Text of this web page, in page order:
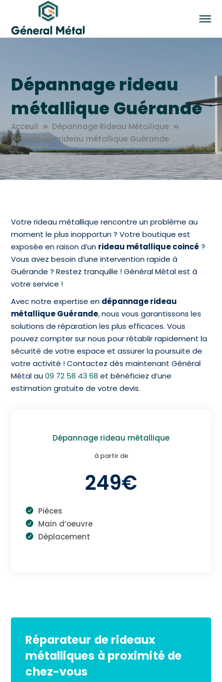
Dépannage rideau
métallique Guérande
Acceuil
Dépannage Rideau Métallique
Dépannage rideau métallique Guérande
Votre rideau métallique rencontre un problème au
moment le plus inopportun ? Votre boutique est
exposée en raison d’un rideau métallique coincé ?
Vous avez besoin d’une intervention rapide à
Guérande ? Restez tranquille ! Général Métal est à
votre service !
Avec notre expertise en dépannage rideau
métallique Guérande, nous vous garantissons les
solutions de réparation les plus efficaces. Vous
pouvez compter sur nous pour rétablir rapidement la
sécurité de votre espace et assurer la poursuite de
votre activité ! Contactez dès maintenant Général
Métal au09 72 58 43 68 et bénéficiez d’une
estimation gratuite de votre devis.
Dépannage rideau métallique
à partir de
249€
Pièces
Main d’oeuvre
Déplacement
Réparateur de rideaux
métalliques à proximité de
chez-vous